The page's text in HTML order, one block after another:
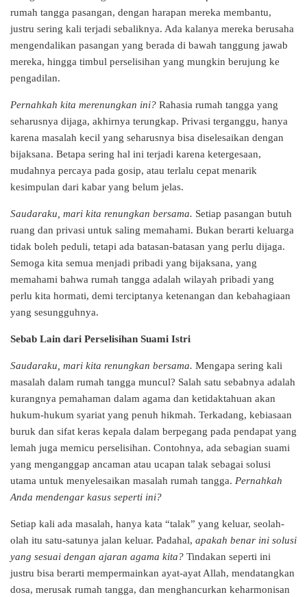
rumah tangga pasangan, dengan harapan mereka membantu,
justru sering kali terjadi sebaliknya. Ada kalanya mereka berusaha
mengendalikan pasangan yang berada di bawah tanggung jawab
mereka, hingga timbul perselisihan yang mungkin berujung ke
pengadilan.
Pernahkah kita merenungkan ini? Rahasia rumah tangga yang
seharusnya dijaga, akhirnya terungkap. Privasi terganggu, hanya
karena masalah kecil yang seharusnya bisa diselesaikan dengan
bijaksana. Betapa sering hal ini terjadi karena ketergesaan,
mudahnya percaya pada gosip, atau terlalu cepat menarik
kesimpulan dari kabar yang belum jelas.
Saudaraku, mari kita renungkan bersama. Setiap pasangan butuh
ruang dan privasi untuk saling memahami. Bukan berarti keluarga
tidak boleh peduli, tetapi ada batasan-batasan yang perlu dijaga.
Semoga kita semua menjadi pribadi yang bijaksana, yang
memahami bahwa rumah tangga adalah wilayah pribadi yang
perlu kita hormati, demi terciptanya ketenangan dan kebahagiaan
yang sesungguhnya.
Sebab Lain dari Perselisihan Suami Istri
Saudaraku, mari kita renungkan bersama. Mengapa sering kali
masalah dalam rumah tangga muncul? Salah satu sebabnya adalah
kurangnya pemahaman dalam agama dan ketidaktahuan akan
hukum-hukum syariat yang penuh hikmah. Terkadang, kebiasaan
buruk dan sifat keras kepala dalam berpegang pada pendapat yang
lemah juga memicu perselisihan. Contohnya, ada sebagian suami
yang menganggap ancaman atau ucapan talak sebagai solusi
utama untuk menyelesaikan masalah rumah tangga. Pernahkah
Anda mendengar kasus seperti ini?
Setiap kali ada masalah, hanya kata “talak” yang keluar, seolah-
olah itu satu-satunya jalan keluar. Padahal, apakah benar ini solusi
yang sesuai dengan ajaran agama kita? Tindakan seperti ini
justru bisa berarti mempermainkan ayat-ayat Allah, mendatangkan
dosa, merusak rumah tangga, dan menghancurkan keharmonisan